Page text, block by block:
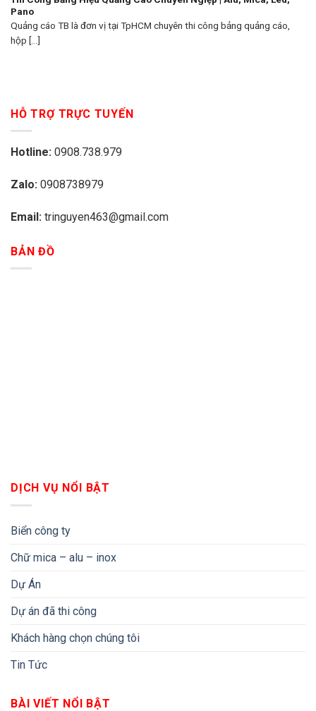
Pano
Quảng cáo TB là đơn vị tại TpHCM chuyên thi công bảng quảng cáo,
hộp [...]
HỖ TRỢ TRỰC TUYẾN
Hotline: 0908.738.979
Zalo: 0908738979
Email: tringuyen463@gmail.com
BẢN ĐỒ
DỊCH VỤ NỔI BẬT
Biển công ty
Chữ mica – alu – inox
Dự Án
Dự án đã thi công
Khách hàng chọn chúng tôi
Tin Tức
BÀI VIẾT NỔI BẬT